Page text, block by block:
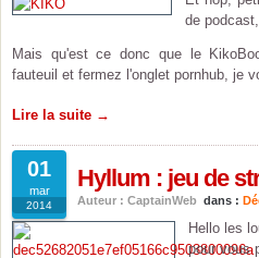
de
Mais qu'est ce donc que le
fauteuil et fermez l'onglet pornhub, je
Lire la suite →
01
mar
2014
Hyllum : jeu de
Auteur : CaptainWeb dans :
Hello les
pour vous